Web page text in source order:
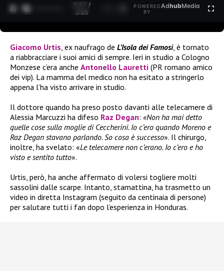
0:27 /
3:35
POWERED
BY
AdhubMedia
Giacomo Urtis , ex naufrago de L’Isola dei Famosi, è tornato
a riabbracciare i suoi amici di sempre. Ieri in studio a Cologno
Monzese c’era anche Antonello Lauretti (PR romano amico
dei vip). La mamma del medico non ha esitato a stringerlo
appena l’ha visto arrivare in studio.
Il dottore quando ha preso posto davanti alle telecamere di
Alessia Marcuzzi ha difeso Raz Degan: «Non ha mai detto
quelle cose sulla moglie di Ceccherini. Io c’ero quando Moreno e
Raz Degan stavano parlando. So cosa è successo». Il chirurgo,
inoltre, ha svelato: «Le telecamere non c’erano. Io c’ero e ho
visto e sentito tutto».
Urtis, però, ha anche affermato di volersi togliere molti
sassolini dalle scarpe. Intanto, stamattina, ha trasmetto un
video in diretta Instagram (seguito da centinaia di persone)
per salutare tutti i fan dopo l’esperienza in Honduras.